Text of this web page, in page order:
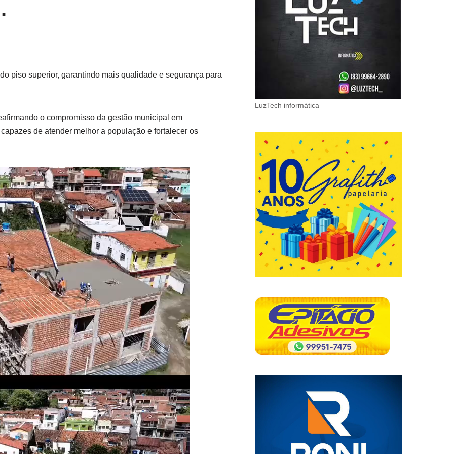
piso superior, garantindo mais qualidade e segurança para
o compromisso da gestão municipal em
de atender melhor a população e fortalecer os
LuzTech informática